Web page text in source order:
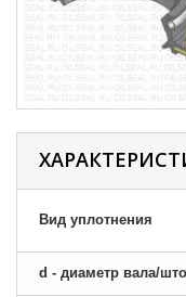
Вид уплотнения
d - диаметр вала/